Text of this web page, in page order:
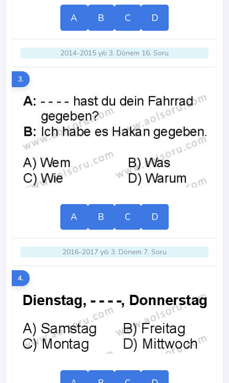
A B C D
2014-2015 yılı 3. Dönem 16. Soru
3.
A B C D
2016-2017 yılı 3. Dönem 7. Soru
4.